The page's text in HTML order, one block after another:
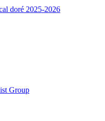
doré 2025-2026
Group